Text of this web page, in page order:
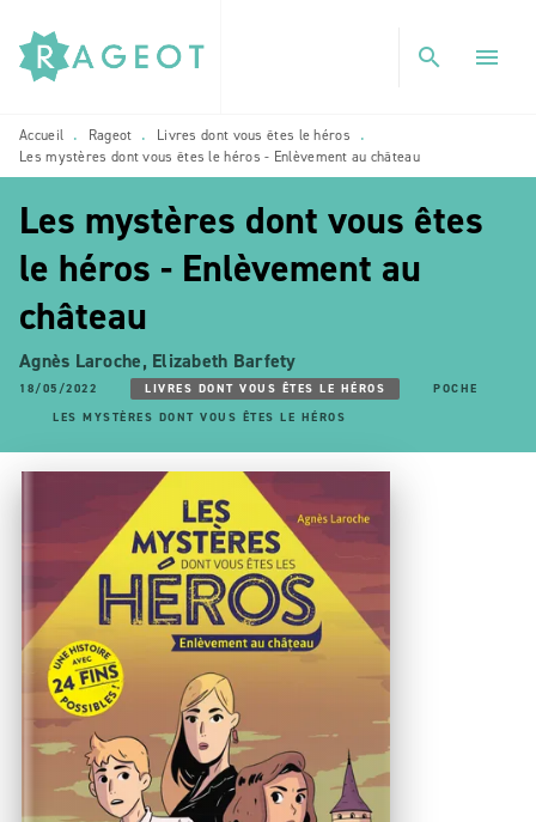
MENU RECHERCHE
PIED DE PAGE
search menu
Accueil • Rageot • Livres dont vous êtes le héros
•
Les mystères dont vous êtes le héros - Enlèvement au château
Les mystères dont vous êtes
le héros - Enlèvement au
château
Agnès Laroche, Elizabeth Barfety
18/05/2022 LIVRES DONT VOUS ÊTES LE HÉROS
POCHE
LES MYSTÈRES DONT VOUS ÊTES LE HÉROS